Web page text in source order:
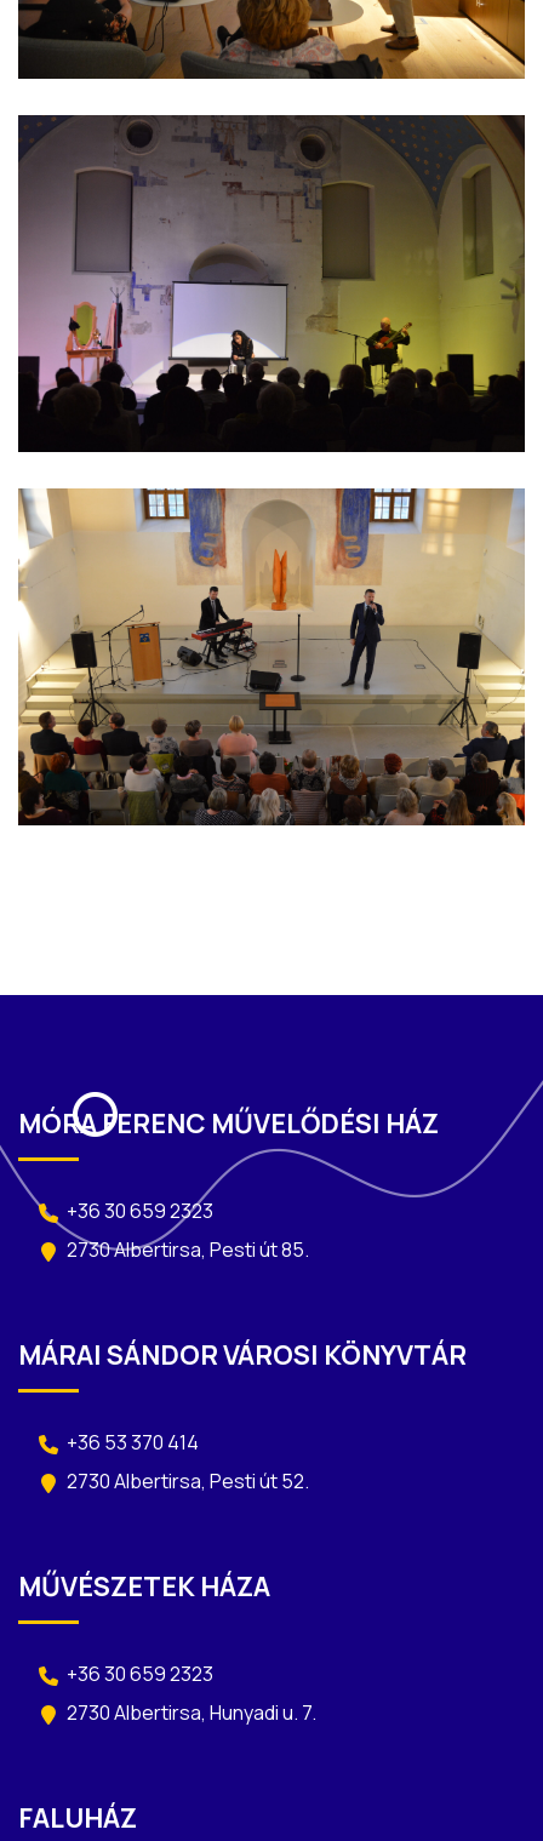
MÓRA FERENC MŰVELŐDÉSI HÁZ
+36 30 659 2323
2730 Albertirsa, Pesti út 85.
MÁRAI SÁNDOR VÁROSI KÖNYVTÁR
+36 53 370 414
2730 Albertirsa, Pesti út 52.
MŰVÉSZETEK HÁZA
+36 30 659 2323
2730 Albertirsa, Hunyadi u. 7.
FALUHÁZ